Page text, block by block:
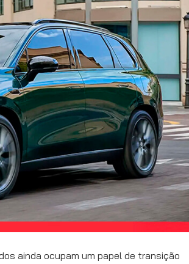
ainda ocupam um papel de transição